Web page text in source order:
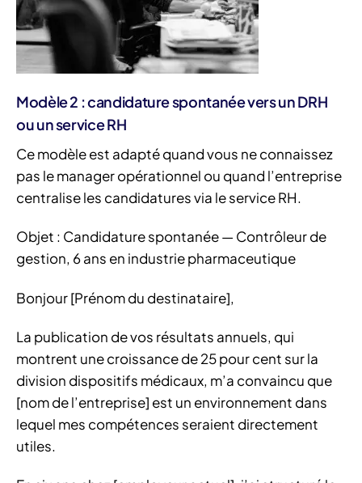
Modèle 2 : candidature spontanée vers un DRH
ou un service RH
Ce modèle est adapté quand vous ne connaissez
pas le manager opérationnel ou quand l’entreprise
centralise les candidatures via le service RH.
Objet : Candidature spontanée — Contrôleur de
gestion, 6 ans en industrie pharmaceutique
Bonjour [Prénom du destinataire],
La publication de vos résultats annuels, qui
montrent une croissance de 25 pour cent sur la
division dispositifs médicaux, m’a convaincu que
[nom de l’entreprise] est un environnement dans
lequel mes compétences seraient directement
utiles.